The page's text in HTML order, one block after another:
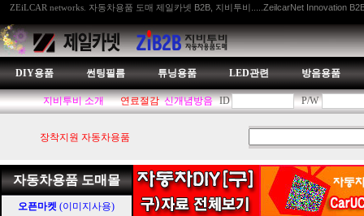
ZEiLCAR networks. 자동차용품 도매 제일카넷 B2B, 지비투비.....ZeilcarNet Innovation
DIY용품 썬팅필름 튜닝용품 LED관련 방음용품
지비투비 소개 연료절감 신개념방음 ID P/W
장착지원 자동차용품
자동차용품 도매몰
오픈마켓 (이미지사용)